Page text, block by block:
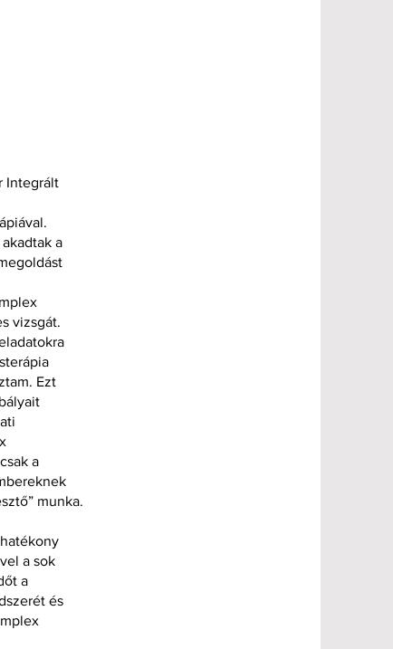
Integrált
a
vizsgát.
Ezt
a
munka.
a sok
a
és